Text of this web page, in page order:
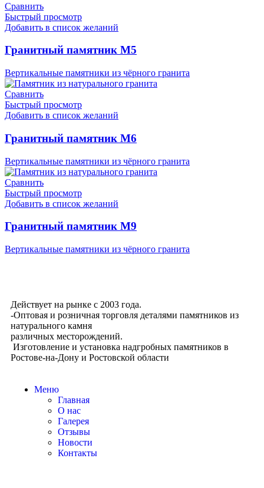
Сравнить
Быстрый просмотр
Добавить в список желаний
Гранитный памятник М5
Вертикальные памятники из чёрного гранита
Сравнить
Быстрый просмотр
Добавить в список желаний
Гранитный памятник М6
Вертикальные памятники из чёрного гранита
Сравнить
Быстрый просмотр
Добавить в список желаний
Гранитный памятник М9
Вертикальные памятники из чёрного гранита
Действует на рынке с 2003 года.
-Оптовая и розничная торговля деталями памятников из
натурального камня
различных месторождений.
Изготовление и установка надгробных памятников в
Ростове-на-Дону и Ростовской области
Меню
Главная
О нас
Галерея
Отзывы
Новости
Контакты